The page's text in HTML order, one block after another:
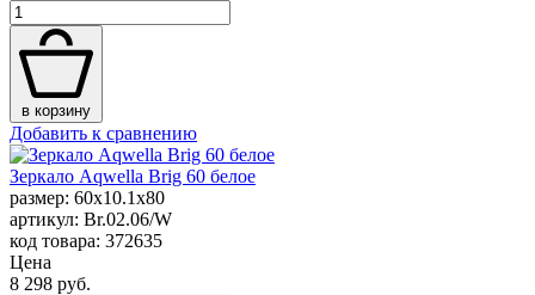
в корзину
Добавить к сравнению
Зеркало Aqwella Brig 60 белое
размер: 60x10.1x80
артикул: Br.02.06/W
код товара: 372635
Цена
8 298 руб.